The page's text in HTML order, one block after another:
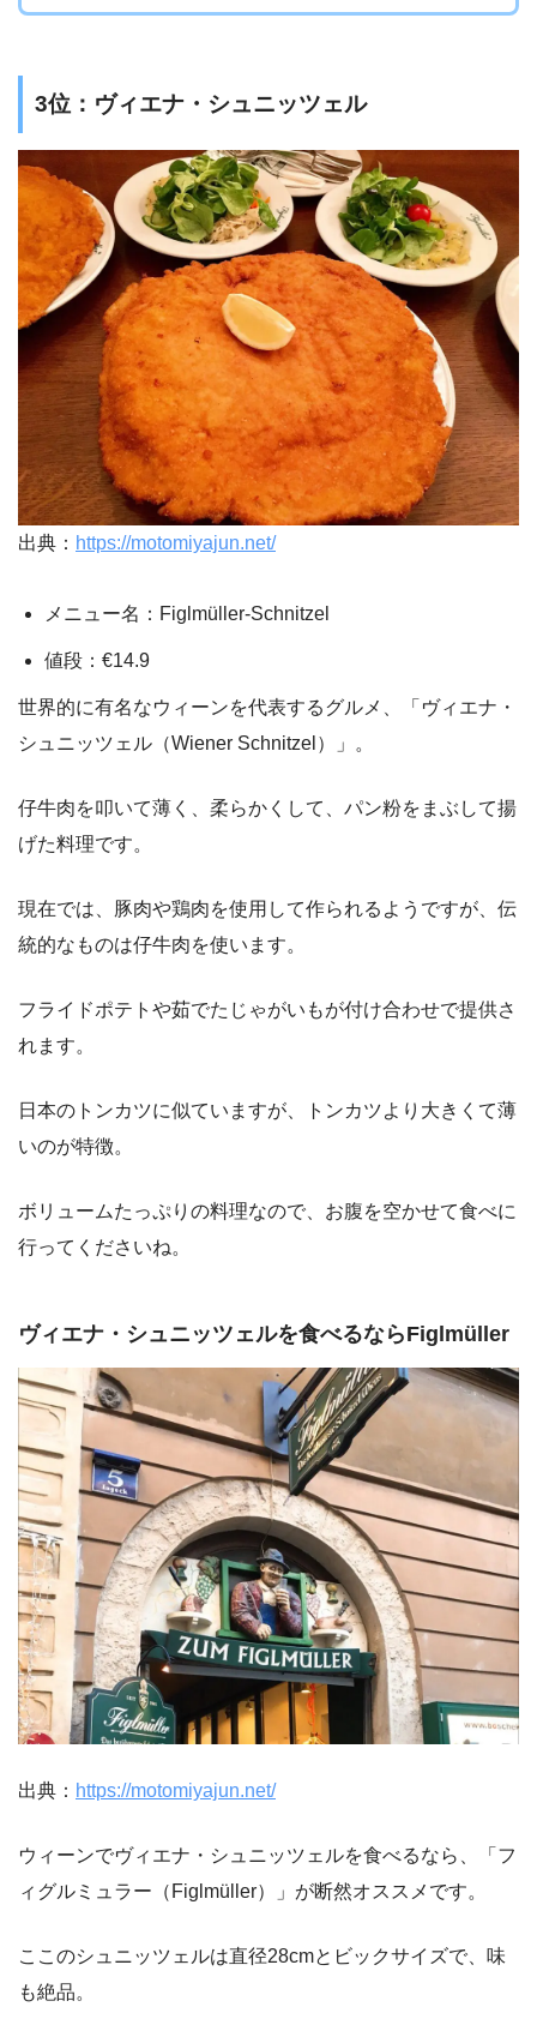
3位：ヴィエナ・シュニッツェル
出典： https://motomiyajun.net/
メニュー名：Figlmüller-Schnitzel
値段：€14.9
世界的に有名なウィーンを代表するグルメ、「ヴィエナ・
シュニッツェル（Wiener Schnitzel）」。
仔牛肉を叩いて薄く、柔らかくして、パン粉をまぶして揚
げた料理です。
現在では、豚肉や鶏肉を使用して作られるようですが、伝
統的なものは仔牛肉を使います。
フライドポテトや茹でたじゃがいもが付け合わせで提供さ
れます。
日本のトンカツに似ていますが、トンカツより大きくて薄
いのが特徴。
ボリュームたっぷりの料理なので、お腹を空かせて食べに
行ってくださいね。
ヴィエナ・シュニッツェルを食べるならFiglmüller
出典： https://motomiyajun.net/
ウィーンでヴィエナ・シュニッツェルを食べるなら、「フ
ィグルミュラー（Figlmüller）」が断然オススメです。
ここのシュニッツェルは直径28cmとビックサイズで、味
も絶品。